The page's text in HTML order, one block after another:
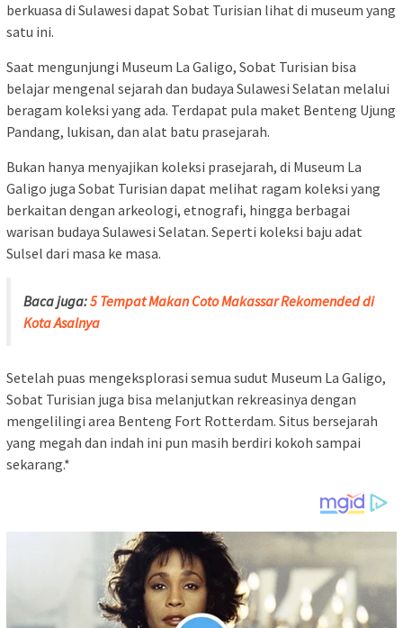
berkuasa di Sulawesi dapat Sobat Turisian lihat di museum yang
satu ini.
Saat mengunjungi Museum La Galigo, Sobat Turisian bisa
belajar mengenal sejarah dan budaya Sulawesi Selatan melalui
beragam koleksi yang ada. Terdapat pula maket Benteng Ujung
Pandang, lukisan, dan alat batu prasejarah.
Bukan hanya menyajikan koleksi prasejarah, di Museum La
Galigo juga Sobat Turisian dapat melihat ragam koleksi yang
berkaitan dengan arkeologi, etnografi, hingga berbagai
warisan budaya Sulawesi Selatan. Seperti koleksi baju adat
Sulsel dari masa ke masa.
Baca juga:5 Tempat Makan Coto Makassar Rekomended di
Kota Asalnya
Setelah puas mengeksplorasi semua sudut Museum La Galigo,
Sobat Turisian juga bisa melanjutkan rekreasinya dengan
mengelilingi area Benteng Fort Rotterdam. Situs bersejarah
yang megah dan indah ini pun masih berdiri kokoh sampai
sekarang.*